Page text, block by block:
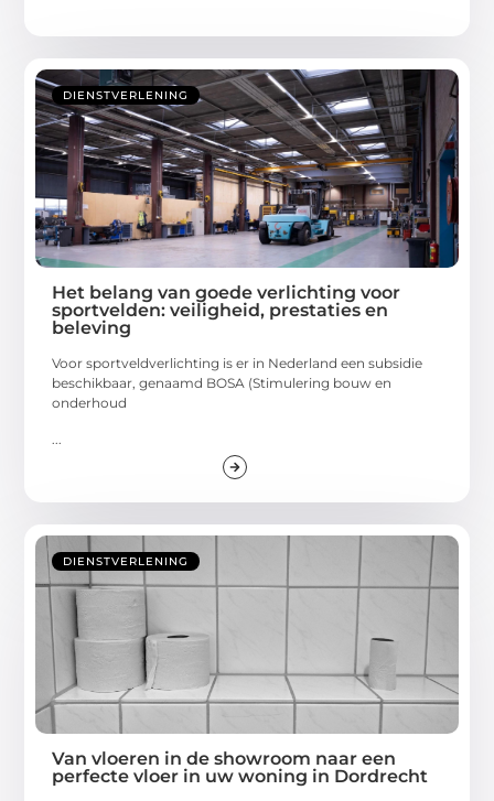
DIENSTVERLENING
Het belang van goede verlichting voor
sportvelden: veiligheid, prestaties en
beleving
Voor sportveldverlichting is er in Nederland een subsidie
beschikbaar, genaamd BOSA (Stimulering bouw en
onderhoud
DIENSTVERLENING
Van vloeren in de showroom naar een
perfecte vloer in uw woning in Dordrecht